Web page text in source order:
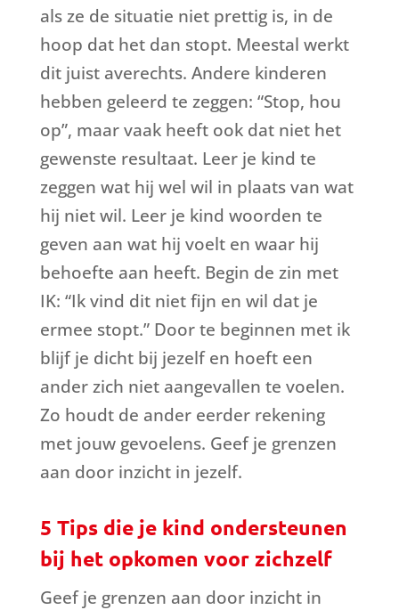
als ze de situatie niet prettig is, in de
hoop dat het dan stopt. Meestal werkt
dit juist averechts. Andere kinderen
hebben geleerd te zeggen: “Stop, hou
op”, maar vaak heeft ook dat niet het
gewenste resultaat. Leer je kind te
zeggen wat hij wel wil in plaats van wat
hij niet wil. Leer je kind woorden te
geven aan wat hij voelt en waar hij
behoefte aan heeft. Begin de zin met
IK: “Ik vind dit niet fijn en wil dat je
ermee stopt.” Door te beginnen met ik
blijf je dicht bij jezelf en hoeft een
ander zich niet aangevallen te voelen.
Zo houdt de ander eerder rekening
met jouw gevoelens. Geef je grenzen
aan door inzicht in jezelf.
5 Tips die je kind ondersteunen
bij het opkomen voor zichzelf
Geef je grenzen aan door inzicht in